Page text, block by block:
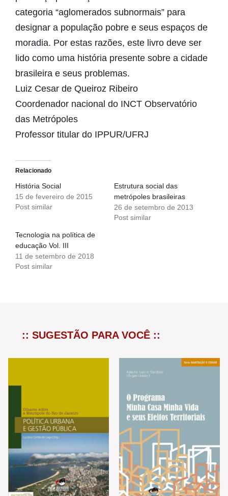
categoria “aglomerados subnormais” para
designar a população pobre e seus espaços de
moradia. Por estas razões, este livro deve ser
lido como uma história presente sobre a cidade
brasileira e seus problemas.
Luiz Cesar de Queiroz Ribeiro
Coordenador nacional do INCT Observatório
das Metrópoles
Professor titular do IPPUR/UFRJ
Relacionado
História Social
15 de fevereiro de 2015
Post similar
Estrutura social das
metrópoles brasileiras
26 de setembro de 2013
Post similar
Tecnologia na política de
educação Vol. III
11 de setembro de 2018
Post similar
:: SUGESTÃO PARA VOCÊ ::